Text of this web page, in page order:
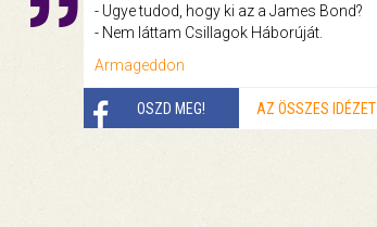
- Ugye tudod, hogy ki az a James Bond?
- Nem láttam Csillagok Háborúját.
Armageddon
OSZD MEG! AZ ÖSSZES IDÉZET